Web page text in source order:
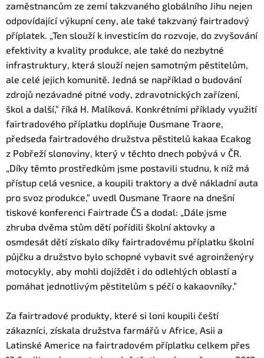
zaměstnancům ze zemí takzvaného globálního Jihu nejen
odpovídající výkupní ceny, ale také takzvaný fairtradový
příplatek. „Ten slouží k investicím do rozvoje, do zvyšování
efektivity a kvality produkce, ale také do nezbytné
infrastruktury, která slouží nejen samotným pěstitelům,
ale celé jejich komunitě. Jedná se například o budování
zdrojů nezávadné pitné vody, zdravotnických zařízení,
škol a další,“ říká H. Malíková. Konkrétními příklady využití
fairtradového příplatku doplňuje Ousmane Traore,
předseda fairtradového družstva pěstitelů kakaa Ecakog
z Pobřeží slonoviny, který v těchto dnech pobývá v ČR.
„Díky těmto prostředkům jsme postavili studnu, k níž má
přístup celá vesnice, a koupili traktory a dvě nákladní auta
pro svoz produkce,“ uvedl Ousmane Traore na dnešní
tiskové konferenci Fairtrade ČS a dodal: „Dále jsme
zhruba dvěma stům dětí pořídili školní aktovky a
osmdesát dětí získalo díky fairtradovému příplatku školní
půjčku a družstvo bylo schopné vybavit své agroinženýry
motocykly, aby mohli dojíždět i do odlehlých oblastí a
pomáhat jednotlivým pěstitelům s péčí o kakaovníky.“
Za fairtradové produkty, které si loni koupili čeští
zákazníci, získala družstva farmářů v Africe, Asii a
Latinské Americe na fairtradovém příplatku celkem přes